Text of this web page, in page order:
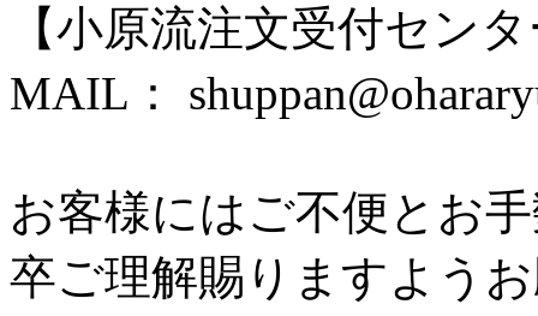
【小原流注文受付セン
MAIL：
お客様にはご不便とお
卒ご理解賜りますよう